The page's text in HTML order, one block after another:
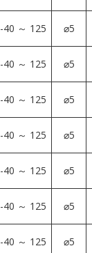
-40 ～ 125 ⌀5
-40 ～ 125 ⌀5
-40 ～ 125 ⌀5
-40 ～ 125 ⌀5
-40 ～ 125 ⌀5
-40 ～ 125 ⌀5
-40 ～ 125 ⌀5